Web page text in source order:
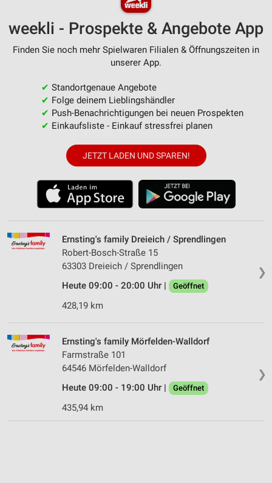
weekli - Prospekte & Angebote App
Finden Sie noch mehr Spielwaren Filialen & Öffnungszeiten in
unserer App.
✔ Standortgenaue Angebote
✔ Folge deinem Lieblingshändler
✔ Push-Benachrichtigungen bei neuen Prospekten
✔ Einkaufsliste - Einkauf stressfrei planen
JETZT LADEN UND SPAREN!
❯
Ernsting's family Dreieich / Sprendlingen
Robert-Bosch-Straße 15
63303 Dreieich / Sprendlingen
Heute 09:00 - 20:00 Uhr |
Geöffnet
428,19 km
❯
Ernsting's family Mörfelden-Walldorf
Farmstraße 101
64546 Mörfelden-Walldorf
Heute 09:00 - 19:00 Uhr |
Geöffnet
435,94 km